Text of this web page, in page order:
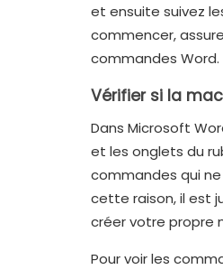
et ensuite suivez
commencer,
commandes Word.
Vérifier si la
Dans Microsoft
et les onglets du
commandes qui
cette raison, il est
créer votre propre
Pour voir les